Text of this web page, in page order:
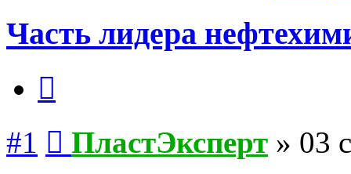
Часть лидера
#1 ПластЭксперт » 03